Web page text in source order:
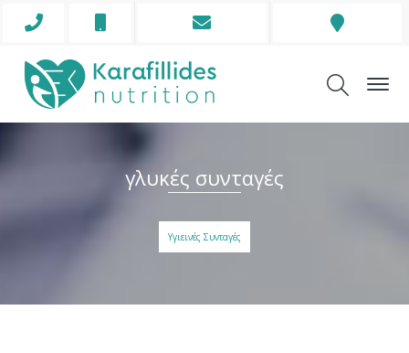
Phone
Envelope
Address
γλυκές συνταγές
Υγιεινές Συνταγές